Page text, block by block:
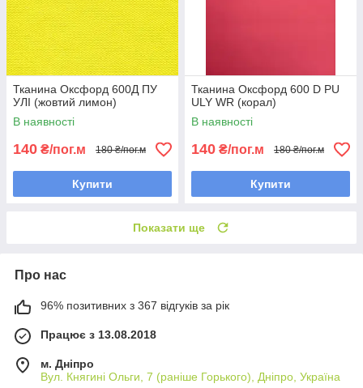
Тканина Оксфорд 600Д ПУ
УЛІ (жовтий лимон)
В наявності
140 ₴/пог.м 180 ₴/пог.м
Купити
Тканина Оксфорд 600 D PU
ULY WR (корал)
В наявності
140 ₴/пог.м 180 ₴/пог.м
Купити
Показати ще
Про нас
96% позитивних з 367 відгуків за рік
Працює з 13.08.2018
м. Дніпро
Вул. Княгині Ольги, 7 (раніше Горького), Дніпро, Україна